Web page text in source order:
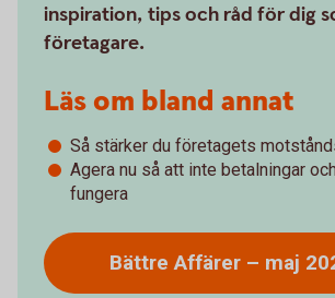
inspiration, tips och råd för dig
företagare.
Läs om bland annat
Så stärker du företagets
Agera nu så att inte betalningar
fungera
Bättre Affärer – maj